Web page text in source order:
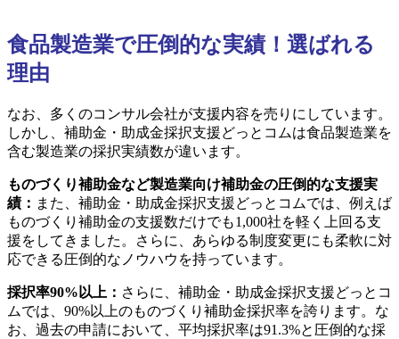
食品製造業で圧倒的な実績！選ばれる
理由
なお、多くのコンサル会社が支援内容を売りにしています。
しかし、補助金・助成金採択支援どっとコムは食品製造業を
含む製造業の採択実績数が違います。
ものづくり補助金など製造業向け補助金の圧倒的な支援実
績： また、補助金・助成金採択支援どっとコムでは、例えば
ものづくり補助金の支援数だけでも1,000社を軽く上回る支
援をしてきました。さらに、あらゆる制度変更にも柔軟に対
応できる圧倒的なノウハウを持っています。
採択率90%以上： さらに、補助金・助成金採択支援どっとコ
ムでは、90%以上のものづくり補助金採択率を誇ります。な
お、過去の申請において、平均採択率は91.3%と圧倒的な採